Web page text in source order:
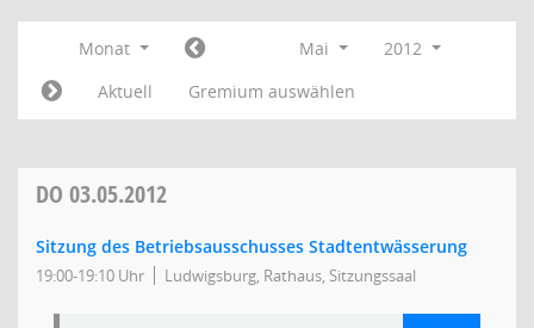
Monat Mai
2012
Aktuell
Gremium auswählen
DO 03.05.2012
Sitzung des Betriebsausschusses Stadtentwässerung
19:00-19:10 Uhr Ludwigsburg, Rathaus, Sitzungssaal